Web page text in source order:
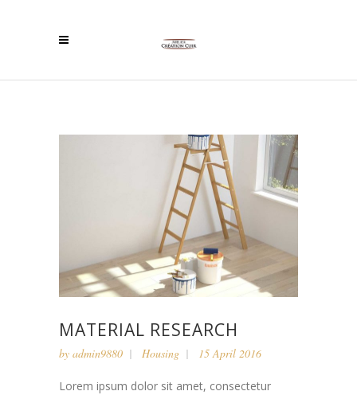
MATERIAL RESEARCH
by admin9880 Housing 15 April 2016
Lorem ipsum dolor sit amet, consectetur